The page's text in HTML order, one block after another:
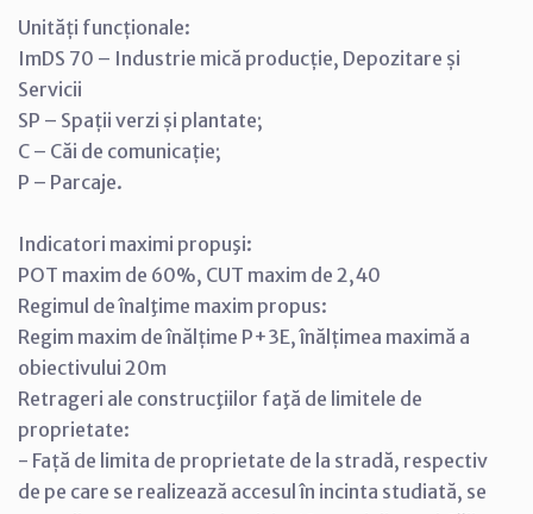
Unități funcționale:
ImDS 70 – Industrie mică producție, Depozitare și
Servicii
SP – Spații verzi și plantate;
C – Căi de comunicație;
P – Parcaje.
Indicatori maximi propuşi:
POT maxim de 60%, CUT maxim de 2,40
Regimul de înalţime maxim propus:
Regim maxim de înălțime P+3E, înălțimea maximă a
obiectivului 20m
Retrageri ale construcţiilor faţă de limitele de
proprietate:
- Față de limita de proprietate de la stradă, respectiv
de pe care se realizează accesul în incinta studiată, se